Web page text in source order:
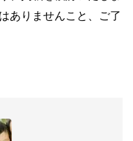
ありませんこと、ご了